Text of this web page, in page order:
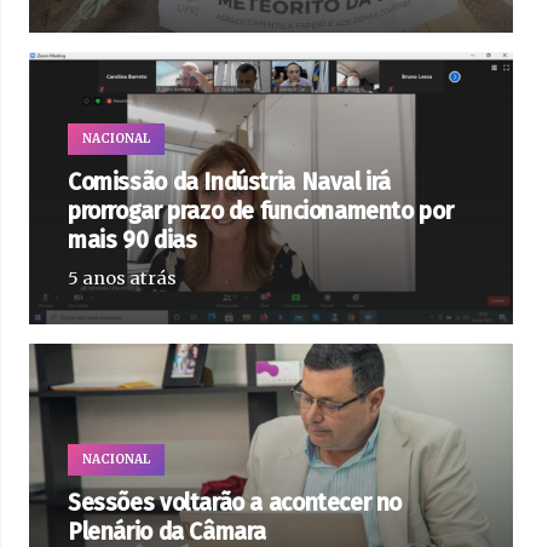
NACIONAL
Comissão da Indústria Naval irá
prorrogar prazo de funcionamento por
mais 90 dias
5 anos atrás
NACIONAL
Sessões voltarão a acontecer no
Plenário da Câmara